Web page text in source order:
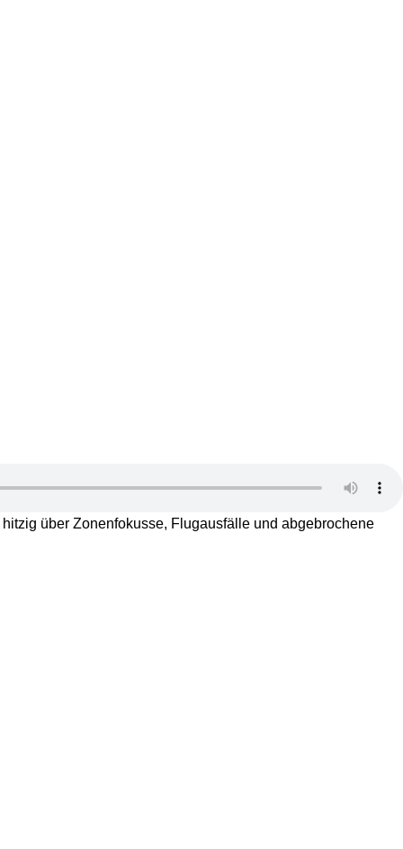
über Zonenfokusse, Flugausfälle und abgebrochene